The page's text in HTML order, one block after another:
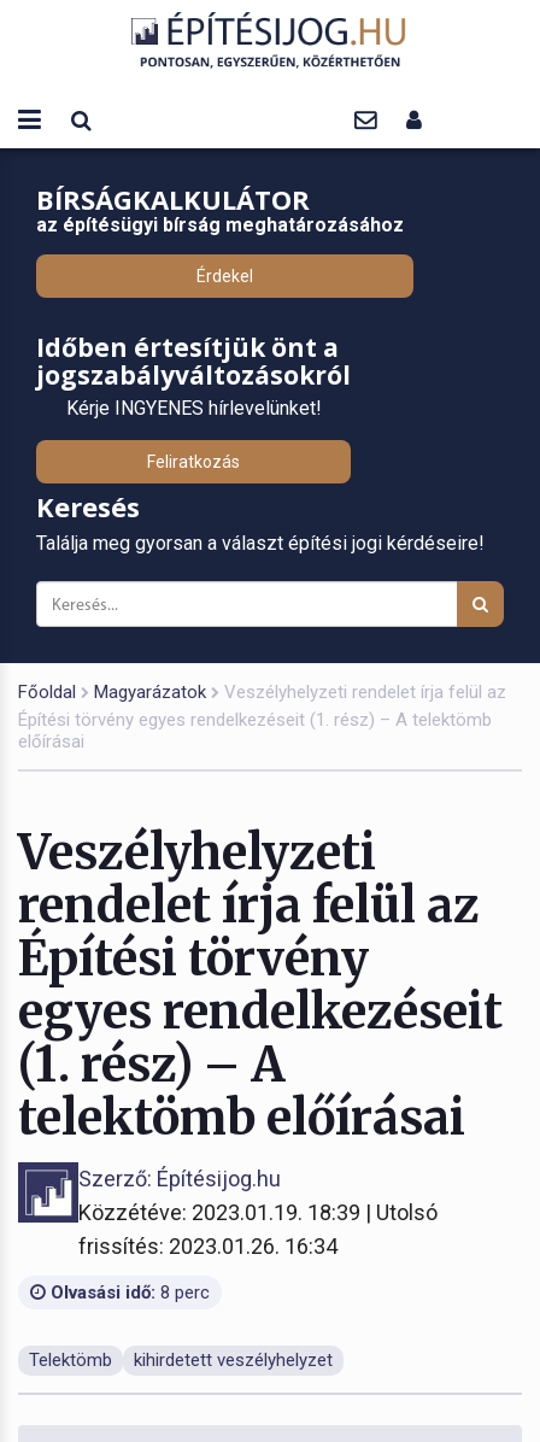
BÍRSÁGKALKULÁTOR
az építésügyi bírság meghatározásához
Érdekel
Időben értesítjük önt a
jogszabályváltozásokról
Kérje INGYENES hírlevelünket!
Feliratkozás
Keresés
Találja meg gyorsan a választ építési jogi kérdéseire!
Főoldal Magyarázatok
Veszélyhelyzeti rendelet írja felül az
Építési törvény egyes rendelkezéseit (1. rész) – A telektömb
előírásai
Veszélyhelyzeti
rendelet írja felül az
Építési törvény
egyes rendelkezéseit
(1. rész) – A
telektömb előírásai
Szerző: Építésijog.hu
Közzétéve: 2023.01.19. 18:39 | Utolsó
frissítés: 2023.01.26. 16:34
Olvasási idő: 8 perc
Telektömb kihirdetett veszélyhelyzet